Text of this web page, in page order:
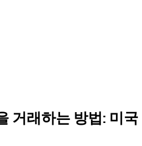
거래하는 방법: 미국